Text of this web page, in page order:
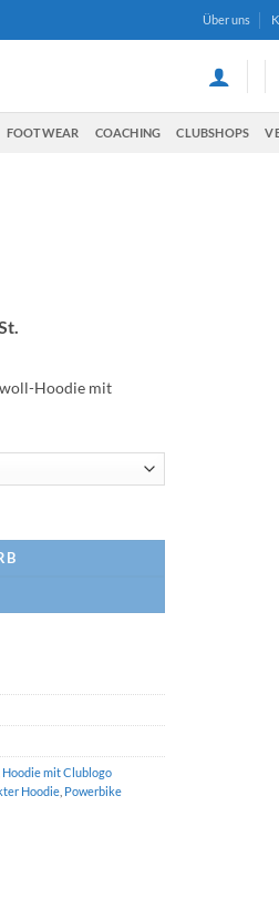
Über uns
FOOTWEAR COACHING CLUBSHOPS
Hoodie mit
Hoodie mit Clublogo
Hoodie, Powerbike